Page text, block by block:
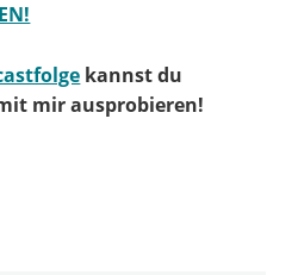
kannst du
mir ausprobieren!